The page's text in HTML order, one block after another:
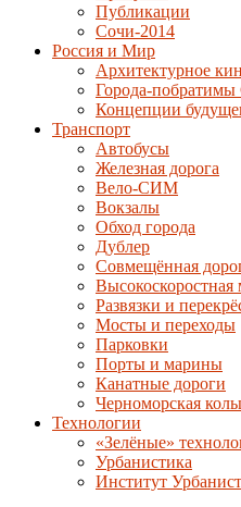
Публикации
Сочи-2014
Россия и Мир
Архитектурное
Города-побратимы
Концепции
Транспорт
Автобусы
Железная дорога
Вело-СИМ
Вокзалы
Обход города
Дублер
Совмещённая
Высокоскоростная
Развязки и
Мосты и переходы
Парковки
Порты и марины
Канатные дороги
Черноморская
Технологии
«Зелёные»
Урбанистика
Институт